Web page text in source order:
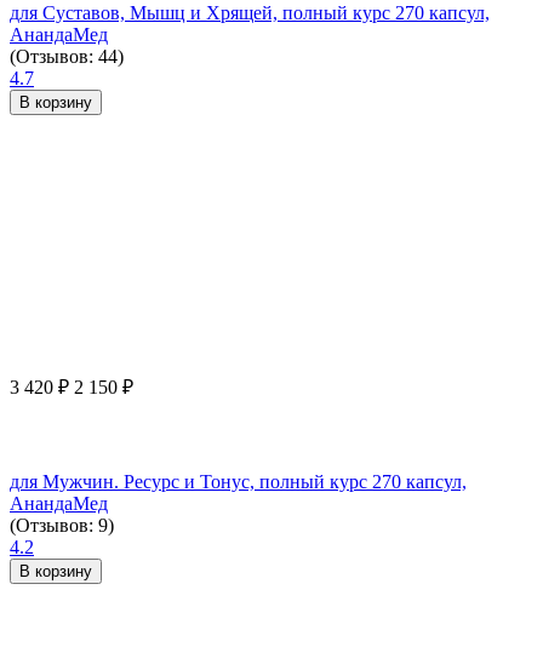
для Суставов, Мышц и Хрящей, полный курс 270 капсул,
АнандаМед
(Отзывов: 44)
4.7
В корзину
3 420 ₽ 2 150 ₽
для Мужчин. Ресурс и Тонус, полный курс 270 капсул,
АнандаМед
(Отзывов: 9)
4.2
В корзину